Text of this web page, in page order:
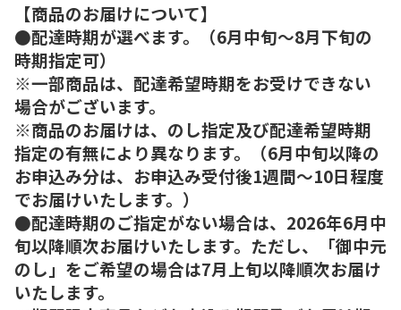
【商品のお届けについて】
●配達時期が選べます。（6月中旬～8月下旬の
時期指定可）
※一部商品は、配達希望時期をお受けできない
場合がございます。
※商品のお届けは、のし指定及び配達希望時期
指定の有無により異なります。（6月中旬以降の
お申込み分は、お申込み受付後1週間～10日程度
でお届けいたします。）
●配達時期のご指定がない場合は、2026年6月中
旬以降順次お届けいたします。ただし、「御中元
のし」をご希望の場合は7月上旬以降順次お届け
いたします。